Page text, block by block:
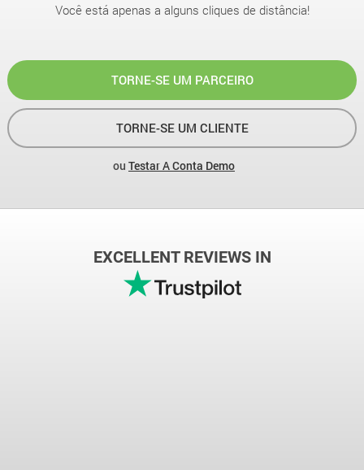
Você está apenas a alguns cliques de distância!
TORNE-SE UM PARCEIRO
TORNE-SE UM CLIENTE
ou Testar A Conta Demo
EXCELLENT REVIEWS IN